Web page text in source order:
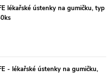
lékařské ústenky na gumičku, typ
- lékařské ústenky na gumičku,